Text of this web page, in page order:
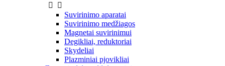


Suvirinimo aparatai
Suvirinimo medžiagos
Magnetai suvirinimui
Degikliai, reduktoriai
Skydeliai
Plazminiai pjovikliai